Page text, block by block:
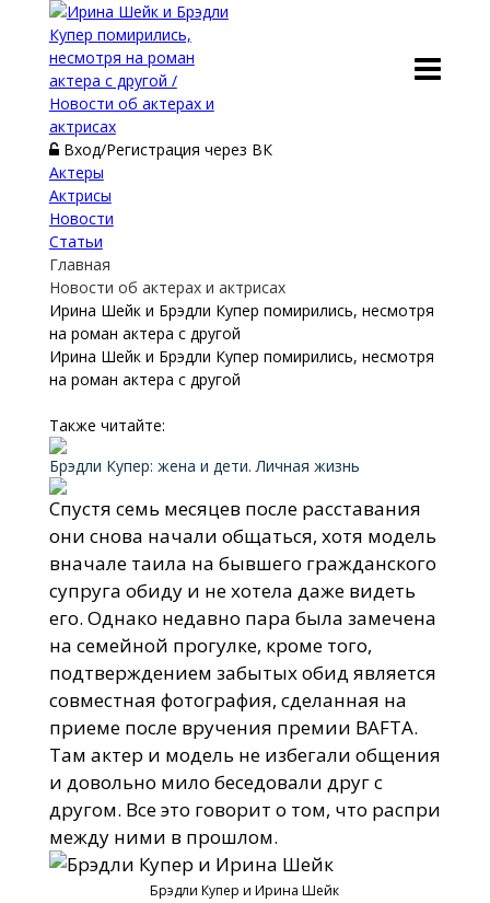
Вход/Регистрация через ВК
Актеры
Актрисы
Новости
Статьи
Главная
Новости об актерах и актрисах
Ирина Шейк и Брэдли Купер помирились, несмотря
на роман актера с другой
Ирина Шейк и Брэдли Купер помирились, несмотря
на роман актера с другой
Также читайте:
Брэдли Купер: жена и дети. Личная жизнь
Спустя семь месяцев после расставания
они снова начали общаться, хотя модель
вначале таила на бывшего гражданского
супруга обиду и не хотела даже видеть
его. Однако недавно пара была замечена
на семейной прогулке, кроме того,
подтверждением забытых обид является
совместная фотография, сделанная на
приеме после вручения премии BAFTA.
Там актер и модель не избегали общения
и довольно мило беседовали друг с
другом. Все это говорит о том, что распри
между ними в прошлом.
Брэдли Купер и Ирина Шейк